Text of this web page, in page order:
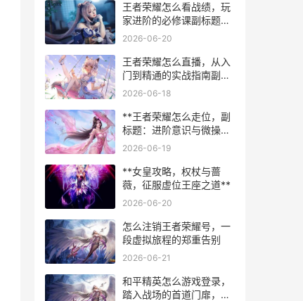
王者荣耀怎么看战绩，玩
家进阶的必修课副标题：
从数据到策略的深度解析
2026-06-20
王者荣耀怎么直播，从入
门到精通的实战指南副标
题：手把手教你成为人气
2026-06-18
**王者荣耀怎么走位，副
标题：进阶意识与微操的
艺术**
2026-06-19
**女皇攻略，权杖与蔷
薇，征服虚位王座之道**
2026-06-20
怎么注销王者荣耀号，一
段虚拟旅程的郑重告别
2026-06-21
和平精英怎么游戏登录，
踏入战场的首道门扉，副